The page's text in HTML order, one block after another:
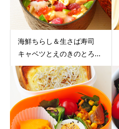
海鮮ちらし＆生さば寿司
キャベツとえのきのとろ...